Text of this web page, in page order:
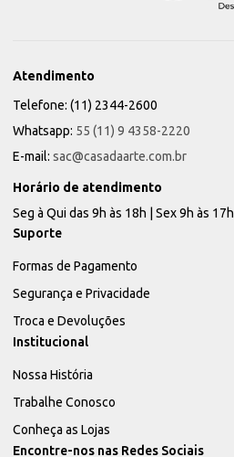
Atendimento
Telefone: (11) 2344-2600
Whatsapp: 55 (11) 9 4358-2220
E-mail: sac@casadaarte.com.br
Horário de atendimento
Seg à Qui das 9h às 18h | Sex 9h às 17h
Suporte
Formas de Pagamento
Segurança e Privacidade
Troca e Devoluções
Institucional
Nossa História
Trabalhe Conosco
Conheça as Lojas
Encontre-nos nas Redes Sociais